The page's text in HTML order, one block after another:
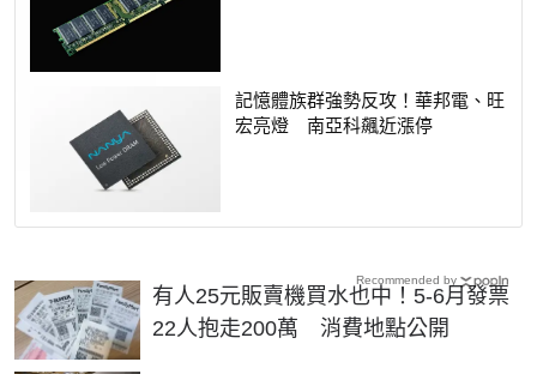
記憶體族群強勢反攻！華邦電、旺
宏亮燈 南亞科飆近漲停
有人25元販賣機買水也中！5-6月發票
22人抱走200萬 消費地點公開
Recommended by